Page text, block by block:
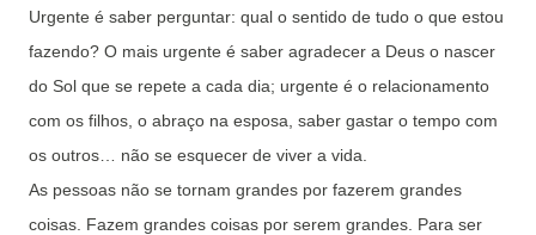
Urgente é saber perguntar: qual o sentido de tudo o que estou
fazendo? O mais urgente é saber agradecer a Deus o nascer
do Sol que se repete a cada dia; urgente é o relacionamento
com os filhos, o abraço na esposa, saber gastar o tempo com
os outros… não se esquecer de viver a vida.
As pessoas não se tornam grandes por fazerem grandes
coisas. Fazem grandes coisas por serem grandes. Para ser